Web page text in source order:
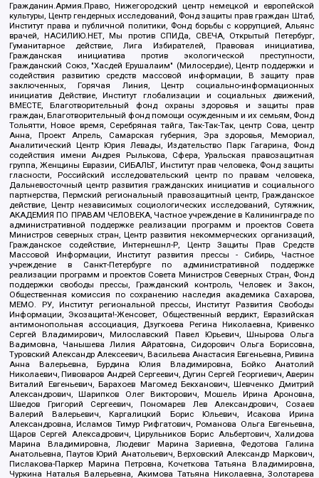
Гражданин.Армия.Право, Нижегородский центр немецкой и европейской
культуры, Центр гендерных исследований, Фонд защиты прав граждан Штаб,
Институт права и публичной политики, Фонд борьбы с коррупцией, Альянс
врачей, НАСИЛИЮ.НЕТ, Мы против СПИДа, СВЕЧА, Открытый Петербург,
Гуманитарное действие, Лига Избирателей, Правовая инициатива,
Гражданская инициатива против экологической преступности,
Гражданский Союз, "Хасдей Ерушалаим" (Милосердие), Центр поддержки и
содействия развитию средств массовой информации, В защиту прав
заключенных, Горячая Линия, Центр социально-информационных
инициатив Действие, Институт глобализации и социальных движений,
ВМЕСТЕ, Благотворительный фонд охраны здоровья и защиты прав
граждан, Благотворительный фонд помощи осужденным и их семьям, Фонд
Тольятти, Новое время, Серебряная тайга, Так-Так-Так, центр Сова, центр
Анна, Проект Апрель, Самарская губерния, Эра здоровья, Мемориал,
Аналитический Центр Юрия Левады, Издательство Парк Гагарина, Фонд
содействия имени Андрея Рылькова, Сфера, Уральская правозащитная
группа, Женщины Евразии, СИБАЛЬТ, Институт прав человека, Фонд защиты
гласности, Российский исследовательский центр по правам человека,
Дальневосточный центр развития гражданских инициатив и социального
партнерства, Пермский региональный правозащитный центр, Гражданское
действие, Центр независимых социологических исследований, Сутяжник,
АКАДЕМИЯ ПО ПРАВАМ ЧЕЛОВЕКА, Частное учреждение в Калининграде по
административной поддержке реализации программ и проектов Совета
Министров северных стран, Центр развития некоммерческих организаций,
Гражданское содействие, Интернешнл-Р, Центр Защиты Прав Средств
Массовой Информации, Институт развития прессы - Сибирь, Частное
учреждение в Санкт-Петербурге по административной поддержке
реализации программ и проектов Совета Министров Северных Стран, Фонд
поддержки свободы прессы, Гражданский контроль, Человек и Закон,
Общественная комиссия по сохранению наследия академика Сахарова,
МЕМО. РУ, Институт региональной прессы, Институт Развития Свободы
Информации, Экозащита!-Женсовет, Общественный вердикт, Евразийская
антимонопольная ассоциация, Дзугкоева Регина Николаевна, Кривенко
Сергей Владимирович, Милославский Павел Юрьевич, Шнырова Ольга
Вадимовна, Чанышева Лилия Айратовна, Сидорович Ольга Борисовна,
Туровский Александр Алексеевич, Васильева Анастасия Евгеньевна, Ривина
Анна Валерьевна, Бурдина Юлия Владимировна, Бойко Анатолий
Николаевич, Пивоваров Андрей Сергеевич, Дугин Сергей Георгиевич, Аверин
Виталий Евгеньевич, Барахоев Магомед Бекханович, Шевченко Дмитрий
Александрович, Шарипков Олег Викторович, Мошель Ирина Ароновна,
Шведов Григорий Сергеевич, Пономарев Лев Александрович, Созаев
Валерий Валерьевич, Каргалицкий Борис Юльевич, Исакова Ирина
Александровна, Исламов Тимур Рифгатович, Романова Ольга Евгеньевна,
Щаров Сергей Алексадрович, Цирульников Борис Альбертович, Халидова
Марина Владимировна, Людевиг Марина Зариевна, Федотова Галина
Анатольевна, Паутов Юрий Анатольевич, Верховский Александр Маркович,
Пислакова-Паркер Марина Петровна, Кочеткова Татьяна Владимировна,
Чуркина Наталья Валерьевна, Акимова Татьяна Николаевна, Золотарева